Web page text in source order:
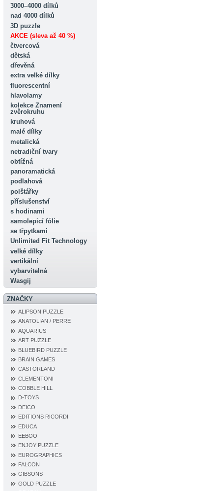
3000–4000 dílků
nad 4000 dílků
3D puzzle
AKCE (sleva až 40 %)
čtvercová
dětská
dřevěná
extra velké dílky
fluorescentní
hlavolamy
kolekce Znamení
zvěrokruhu
kruhová
malé dílky
metalická
netradiční tvary
obtížná
panoramatická
podlahová
polštářky
příslušenství
s hodinami
samolepicí fólie
se třpytkami
Unlimited Fit Technology
velké dílky
vertikální
vybarvitelná
Wasgij
ZNAČKY
ALIPSON PUZZLE
ANATOLIAN / PERRE
AQUARIUS
ART PUZZLE
BLUEBIRD PUZZLE
BRAIN GAMES
CASTORLAND
CLEMENTONI
COBBLE HILL
D‐TOYS
DEICO
EDITIONS RICORDI
EDUCA
EEBOO
ENJOY PUZZLE
EUROGRAPHICS
FALCON
GIBSONS
GOLD PUZZLE